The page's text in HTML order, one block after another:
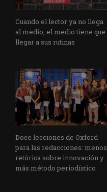
Cuando el lector ya no llega
al medio, el medio tiene que
llegar a sus rutinas
Doce lecciones de Oxford
para las redacciones: menos
retórica sobre innovación y
más método periodístico